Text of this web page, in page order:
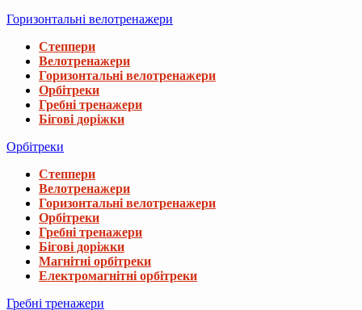
Горизонтальні велотренажери
Степпери
Велотренажери
Горизонтальні велотренажери
Орбітреки
Гребні тренажери
Бігові доріжки
Орбітреки
Степпери
Велотренажери
Горизонтальні велотренажери
Орбітреки
Гребні тренажери
Бігові доріжки
Магнітні орбітреки
Електромагнітні орбітреки
Гребні тренажери